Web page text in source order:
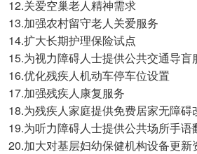
12.关爱空巢老人精神需求
13.加强农村留守老人关爱服务
14.扩大长期护理保险试点
15.为视力障碍人士提供公共交通导盲
16.优化残疾人机动车停车位设置
17.加强残疾人康复服务
18.为残疾人家庭提供免费居家无障碍
19.为听力障碍人士提供公共场所手语
20.加大对基层妇幼保健机构设备更新